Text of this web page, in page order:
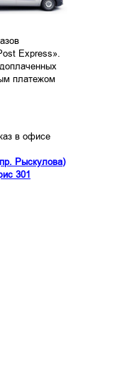
Express».
платежом
в офисе
Рыскулова)
301